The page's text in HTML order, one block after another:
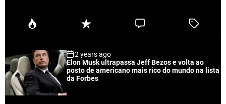
P
u
a
r
R
e
n
t
C
e
T
e
2 years ago
Elon Musk ultrapassa Jeff Bezos e volta ao
posto de americano mais rico do mundo na lista
da Forbes